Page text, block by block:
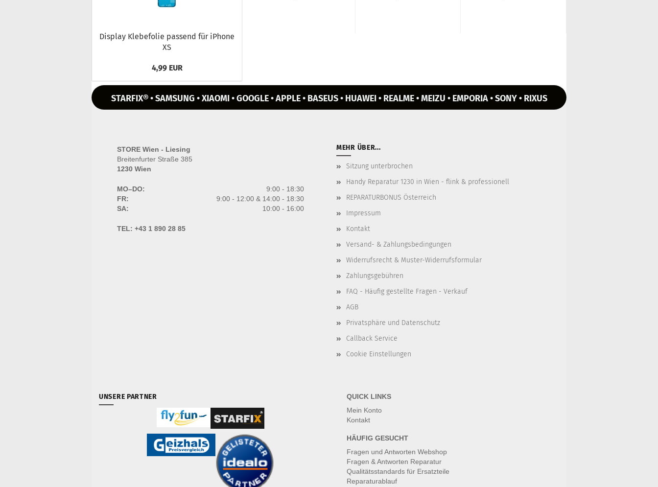
Dis­play Kle­be­fo­lie pas­send für iPho­ne
XS
4,99 EUR
STARFIX® • SAMSUNG • XIAOMI • GOOGLE • APPLE • BASEUS • HUAWEI • REALME • MEIZU • EMPORIA • SONY • RIXUS
STORE Wien - Liesing
Breitenfurter Straße 385
1230 Wien
MO–DO:
9:00 - 18:30
FR:
9:00 - 12:00 & 14:00 - 18:30
SA:
10:00 - 16:00
TEL: +43 1 890 28 85
MEHR ÜBER...
Sitzung unterbrochen
Handy Reparatur 1230 in Wien - flink & professionell
REPARATURBONUS Österreich
Impressum
Kontakt
Versand- & Zahlungsbedingungen
Widerrufsrecht & Muster-Widerrufsformular
Zahlungsgebühren
FAQ - Häufig gestellte Fragen - Verkauf
AGB
Privatsphäre und Datenschutz
Callback Service
Cookie Einstellungen
UNSERE PARTNER
QUICK LINKS
Mein Konto
Kontakt
HÄUFIG GESUCHT
Fragen und Antworten Webshop
Fragen & Antworten Reparatur
Qualitätsstandards für Ersatzteile
Reparaturablauf